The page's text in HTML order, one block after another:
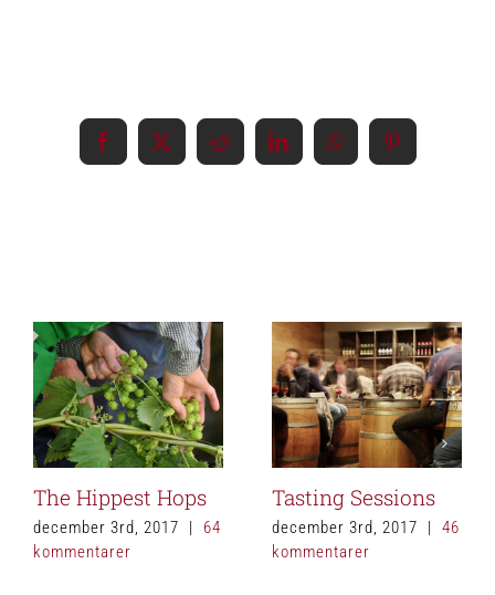
Facebook
X RedditLinkedInWhatsAppPinterest
The Hippest Hops
december 3rd, 2017
64
kommentarer
Tasting Sessions
december 3rd, 2017
46
kommentarer